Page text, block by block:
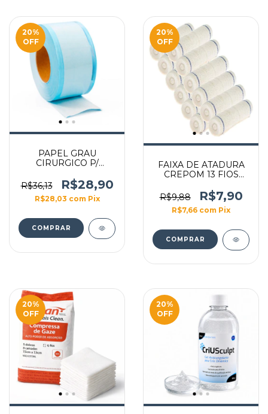
20%
OFF
PAPEL GRAU
CIRURGICO P/
FLEXPELL 5CM X
100M
R$36,13 R$28,90
R$28,03 com Pix
20%
OFF
FAIXA DE ATADURA
CREPOM 13 FIOS
ECONOMIC
R$9,88 R$7,90
R$7,66 com Pix
20%
OFF
20%
OFF